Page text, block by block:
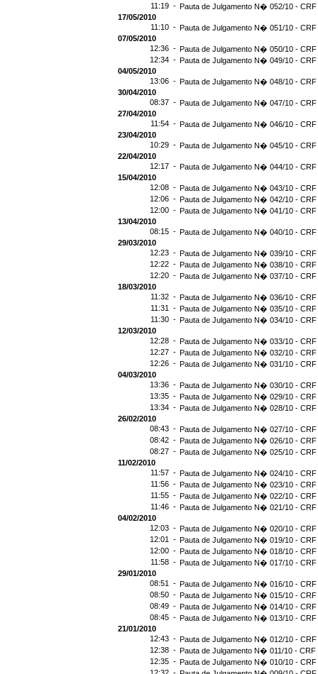
11:19 - Pauta de Julgamento N� 052/10 - CRF
17/05/2010
11:10 - Pauta de Julgamento N� 051/10 - CRF
07/05/2010
12:36 - Pauta de Julgamento N� 050/10 - CRF
12:34 - Pauta de Julgamento N� 049/10 - CRF
04/05/2010
13:06 - Pauta de Julgamento N� 048/10 - CRF
30/04/2010
08:37 - Pauta de Julgamento N� 047/10 - CRF
27/04/2010
11:54 - Pauta de Julgamento N� 046/10 - CRF
23/04/2010
10:29 - Pauta de Julgamento N� 045/10 - CRF
22/04/2010
12:17 - Pauta de Julgamento N� 044/10 - CRF
15/04/2010
12:08 - Pauta de Julgamento N� 043/10 - CRF
12:06 - Pauta de Julgamento N� 042/10 - CRF
12:00 - Pauta de Julgamento N� 041/10 - CRF
13/04/2010
08:15 - Pauta de Julgamento N� 040/10 - CRF
29/03/2010
12:23 - Pauta de Julgamento N� 039/10 - CRF
12:22 - Pauta de Julgamento N� 038/10 - CRF
12:20 - Pauta de Julgamento N� 037/10 - CRF
18/03/2010
11:32 - Pauta de Julgamento N� 036/10 - CRF
11:31 - Pauta de Julgamento N� 035/10 - CRF
11:30 - Pauta de Julgamento N� 034/10 - CRF
12/03/2010
12:28 - Pauta de Julgamento N� 033/10 - CRF
12:27 - Pauta de Julgamento N� 032/10 - CRF
12:26 - Pauta de Julgamento N� 031/10 - CRF
04/03/2010
13:36 - Pauta de Julgamento N� 030/10 - CRF
13:35 - Pauta de Julgamento N� 029/10 - CRF
13:34 - Pauta de Julgamento N� 028/10 - CRF
26/02/2010
08:43 - Pauta de Julgamento N� 027/10 - CRF
08:42 - Pauta de Julgamento N� 026/10 - CRF
08:27 - Pauta de Julgamento N� 025/10 - CRF
11/02/2010
11:57 - Pauta de Julgamento N� 024/10 - CRF
11:56 - Pauta de Julgamento N� 023/10 - CRF
11:55 - Pauta de Julgamento N� 022/10 - CRF
11:46 - Pauta de Julgamento N� 021/10 - CRF
04/02/2010
12:03 - Pauta de Julgamento N� 020/10 - CRF
12:01 - Pauta de Julgamento N� 019/10 - CRF
12:00 - Pauta de Julgamento N� 018/10 - CRF
11:58 - Pauta de Julgamento N� 017/10 - CRF
29/01/2010
08:51 - Pauta de Julgamento N� 016/10 - CRF
08:50 - Pauta de Julgamento N� 015/10 - CRF
08:49 - Pauta de Julgamento N� 014/10 - CRF
08:45 - Pauta de Julgamento N� 013/10 - CRF
21/01/2010
12:43 - Pauta de Julgamento N� 012/10 - CRF
12:38 - Pauta de Julgamento N� 011/10 - CRF
12:35 - Pauta de Julgamento N� 010/10 - CRF